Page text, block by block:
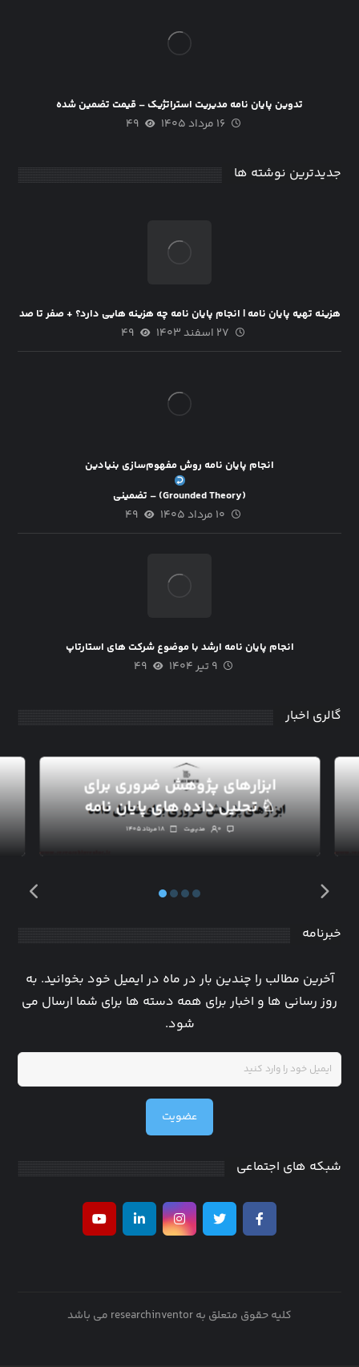
تدوین پایان نامه مدیریت استراتژیک – قیمت تضمین شده
۱۶ مرداد ۱۴۰۵ ۴۹
جدیدترین نوشته ها
هزینه تهیه پایان نامه | انجام پایان نامه چه هزینه هایی دارد؟ + صفر تا صد
۲۷ اسفند ۱۴۰۳ ۴۹
انجام پایان نامه روش مفهوم‌سازی بنیادین
(Grounded Theory) – تضمینی
۱۰ مرداد ۱۴۰۵ ۴۹
انجام پایان نامه ارشد با موضوع شرکت های استارتاپ
۹ تیر ۱۴۰۴ ۴۹
گالری اخبار
ابزارهای پژوهش ضروری برای
تحلیل داده های پایان نامه ♘
۱۸ مرداد ۱۴۰۵ مدیریت ۰
خبرنامه
آخرین مطالب را چندین بار در ماه در ایمیل خود بخوانید. به
روز رسانی ها و اخبار برای همه دسته ها برای شما ارسال می
شود.
عضویت
شبکه های اجتماعی
کلیه حقوق متعلق به researchinventor می باشد